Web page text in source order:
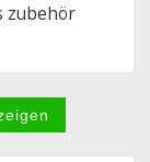
zubehör